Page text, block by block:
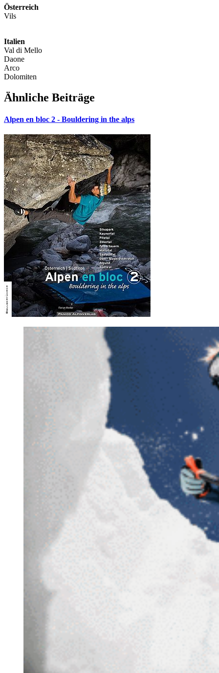
Österreich
Vils
Italien
Val di Mello
Daone
Arco
Dolomiten
Ähnliche Beiträge
Alpen en bloc 2 - Bouldering in the alps